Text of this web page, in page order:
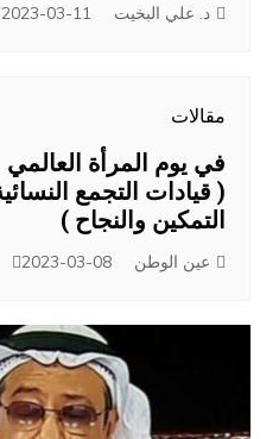
د. علي البخيت 2023-03-11
مقالات
في يوم المرأة العالمي
التمكين والنجاح )
عين الوطن 2023-03-08